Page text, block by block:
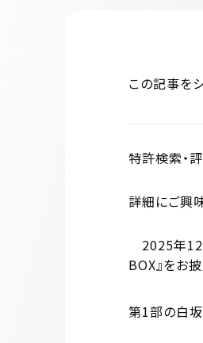
この記事を
特許検索・
詳細にご興
2025年12
BOX』をお
第1部の白